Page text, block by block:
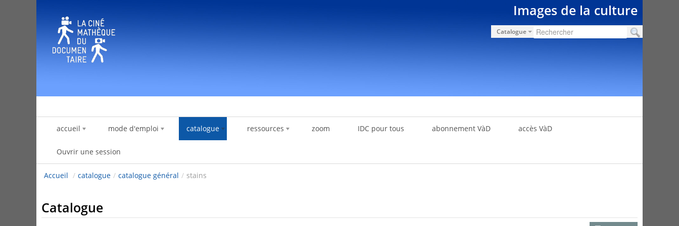
Images de la culture
Catalogue
accueil mode d'emploi catalogue ressources zoom IDC pour tous abonnement VàD accès VàD
Ouvrir une session
Accueil / catalogue / catalogue général / stains
Catalogue